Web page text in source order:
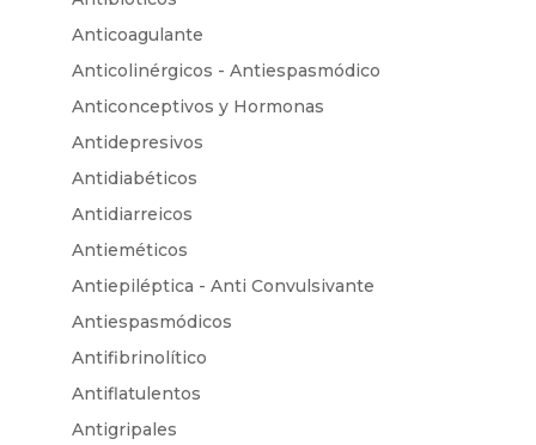
Anticoagulante
Anticolinérgicos - Antiespasmódico
Anticonceptivos y Hormonas
Antidepresivos
Antidiabéticos
Antidiarreicos
Antieméticos
Antiepiléptica - Anti Convulsivante
Antiespasmódicos
Antifibrinolítico
Antiflatulentos
Antigripales